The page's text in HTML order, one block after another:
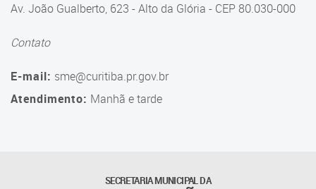
Gerência de Transporte para
a Educação Especial - SITES
Tecnologia
Av. João Gualberto, 623 - Alto da Glória - CEP 80.030-000
Contato
E-mail: sme@curitiba.pr.gov.br
Atendimento: Manhã e tarde
SECRETARIA MUNICIPAL DA